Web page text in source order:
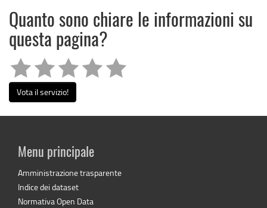
Quanto sono chiare le informazioni su
questa pagina?
Vota il servizio!
Menu principale
Amministrazione trasparente
Indice dei dataset
Normativa Open Data